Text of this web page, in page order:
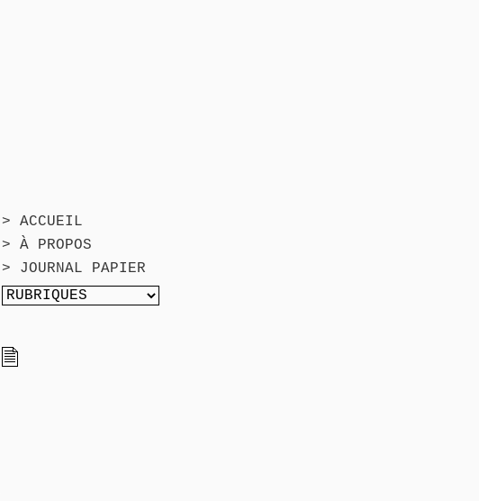
> ACCUEIL
> À PROPOS
> JOURNAL PAPIER